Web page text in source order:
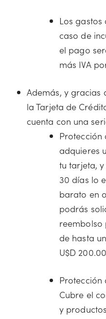
Los
caso de
el pago
más IVA
Además, y gracias
la Tarjeta de
cuenta con una
Protección
adquieres
tu tarjeta,
30 días lo
barato en
podrás
reembolso
de hasta
U$D 200.00
Protección
Cubre el
y